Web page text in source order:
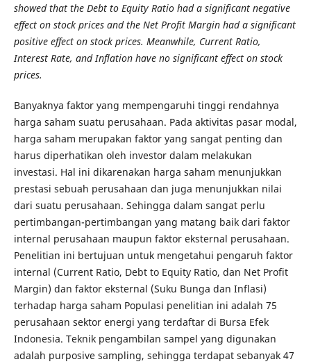
showed that the Debt to Equity Ratio had a significant negative
effect on stock prices and the Net Profit Margin had a significant
positive effect on stock prices. Meanwhile, Current Ratio,
Interest Rate, and Inflation have no significant effect on stock
prices.
Banyaknya faktor yang mempengaruhi tinggi rendahnya
harga saham suatu perusahaan. Pada aktivitas pasar modal,
harga saham merupakan faktor yang sangat penting dan
harus diperhatikan oleh investor dalam melakukan
investasi. Hal ini dikarenakan harga saham menunjukkan
prestasi sebuah perusahaan dan juga menunjukkan nilai
dari suatu perusahaan. Sehingga dalam sangat perlu
pertimbangan-pertimbangan yang matang baik dari faktor
internal perusahaan maupun faktor eksternal perusahaan.
Penelitian ini bertujuan untuk mengetahui pengaruh faktor
internal (Current Ratio, Debt to Equity Ratio, dan Net Profit
Margin) dan faktor eksternal (Suku Bunga dan Inflasi)
terhadap harga saham Populasi penelitian ini adalah 75
perusahaan sektor energi yang terdaftar di Bursa Efek
Indonesia. Teknik pengambilan sampel yang digunakan
adalah purposive sampling, sehingga terdapat sebanyak 47